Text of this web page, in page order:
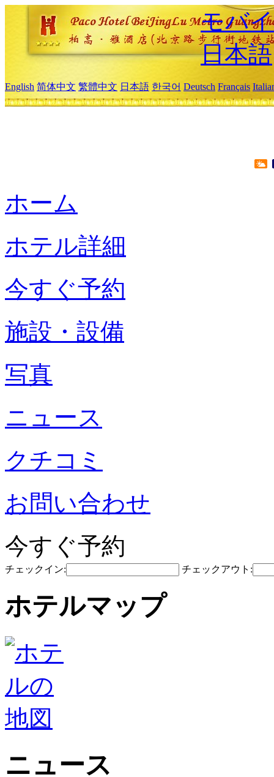
モバ
日本語
English 简体中文 繁體中文 日本語 한국어 Deutsch Français
ホーム
ホテル詳細
今すぐ予約
施設・設備
写真
ニュース
クチコミ
お問い合わせ
今すぐ予約
チェックイン: チェックアウト:
ホテルマップ
ニュース